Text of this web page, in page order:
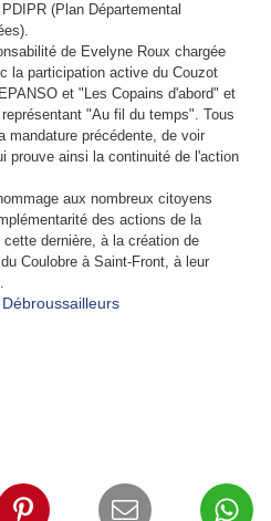
(Plan Départemental
de Evelyne Roux chargée
la participation active du Couzot
et "Les Copains d'abord" et
"Au fil du temps". Tous
mandature précédente, de voir
prouve ainsi la continuité de l'action
aux nombreux citoyens
des actions de la
dernière, à la création de
Coulobre à Saint-Front, à leur